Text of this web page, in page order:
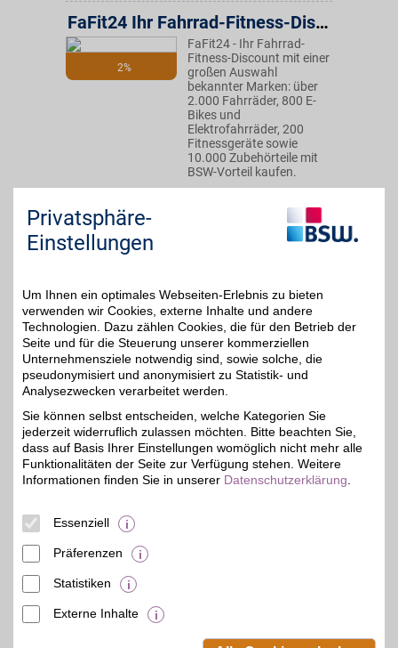
2%
FaFit24 Ihr Fahrrad-Fitness-Discount
FaFit24 - Ihr Fahrrad-
Fitness-Discount mit einer
großen Auswahl
bekannter Marken: über
2.000 Fahrräder, 800 E-
Bikes und
Elektrofahrräder, 200
Fitnessgeräte sowie
10.000 Zubehörteile mit
BSW-Vorteil kaufen.
7% Zum Partnerprofil
1,5%
fahrrad-xxl.de
jährigen Erfahrung und
Tradition sowie einer
exklusiven Auswahl
hochwertiger
Fitnessartikel, Fahrräder,
Bekleidungsartikel und
Privatsphäre-
Einstellungen
Um Ihnen ein optimales Webseiten-Erlebnis zu bieten
verwenden wir Cookies, externe Inhalte und andere
Technologien. Dazu zählen Cookies, die für den Betrieb der
Seite und für die Steuerung unserer kommerziellen
Unternehmensziele notwendig sind, sowie solche, die
pseudonymisiert und anonymisiert zu Statistik- und
Analysezwecken verarbeitet werden.
Sie können selbst entscheiden, welche Kategorien Sie
jederzeit widerruflich zulassen möchten. Bitte beachten Sie,
dass auf Basis Ihrer Einstellungen womöglich nicht mehr alle
Funktionalitäten der Seite zur Verfügung stehen. Weitere
Informationen finden Sie in unserer Datenschutzerklärung
Essenziell
Präferenzen
Statistiken
Externe Inhalte